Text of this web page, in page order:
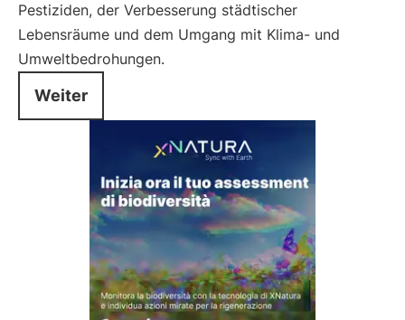
Pestiziden, der Verbesserung städtischer
Lebensräume und dem Umgang mit Klima- und
Umweltbedrohungen.
Weiter